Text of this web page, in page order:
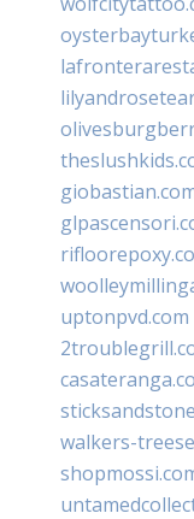
uptonpvd.com
walkers-